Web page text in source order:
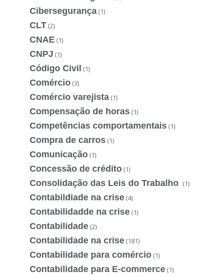
Cibersegurança (1)
CLT (2)
CNAE (1)
CNPJ (1)
Código Civil (1)
Comércio (3)
Comércio varejista (1)
Compensação de horas (1)
Competências comportamentais (1)
Compra de carros (1)
Comunicação (1)
Concessão de crédito (1)
Consolidação das Leis do Trabalho (1)
Contabildiade na crise (4)
Contabilidadde na crise (1)
Contabilidade (2)
Contabilidade na crise (181)
Contabilidade para comércio (1)
Contabilidade para E-commerce (1)